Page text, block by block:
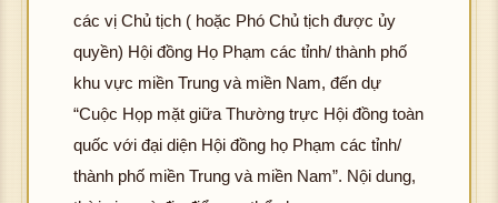
các vị Chủ tịch ( hoặc Phó Chủ tịch được ủy
quyền) Hội đồng Họ Phạm các tỉnh/ thành phố
khu vực miền Trung và miền Nam, đến dự
“Cuộc Họp mặt giữa Thường trực Hội đồng toàn
quốc với đại diện Hội đồng họ Phạm các tỉnh/
thành phố miền Trung và miền Nam”. Nội dung,